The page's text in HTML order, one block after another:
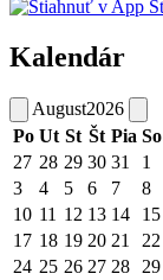
Kalendár
August2026
Po Ut St Št Pia So
27 28 29 30 31 1
3
4 5 6 7 8
10 11 12 13 14 15
17 18 19 20 21 22
24 25 26 27 28 29